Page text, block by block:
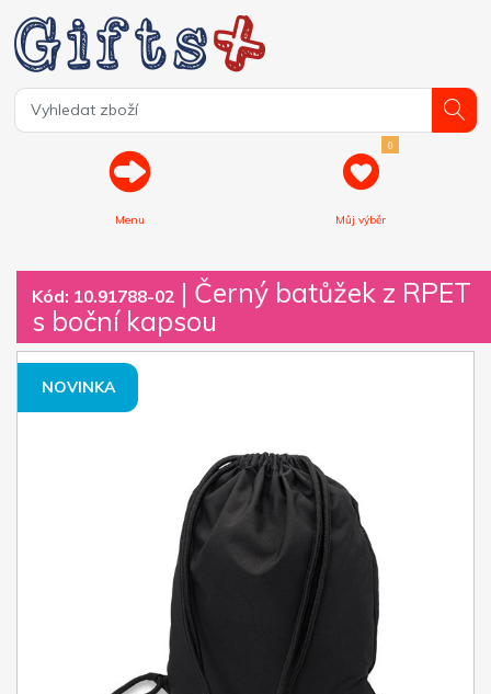
Menu
0
Můj výběr
Kód: 10.91788-02 | Černý batůžek z RPET
s boční kapsou
NOVINKA